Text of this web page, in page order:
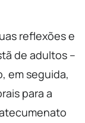
reflexões e
de adultos –
em seguida,
para a